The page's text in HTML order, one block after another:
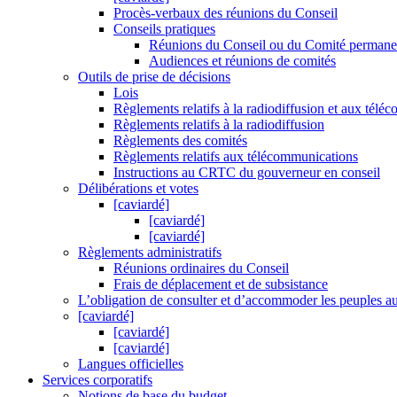
Procès-verbaux des réunions du Conseil
Conseils pratiques
Réunions du Conseil ou du Comité
Audiences et réunions de comités
Outils de prise de décisions
Lois
Règlements relatifs à la radiodiffusion et aux
Règlements relatifs à la radiodiffusion
Règlements des comités
Règlements relatifs aux télécommunications
Instructions au CRTC du gouverneur en conseil
Délibérations et votes
[caviardé]
[caviardé]
[caviardé]
Règlements administratifs
Réunions ordinaires du Conseil
Frais de déplacement et de subsistance
L’obligation de consulter et d’accommoder les peuples
[caviardé]
[caviardé]
[caviardé]
Langues officielles
Services corporatifs